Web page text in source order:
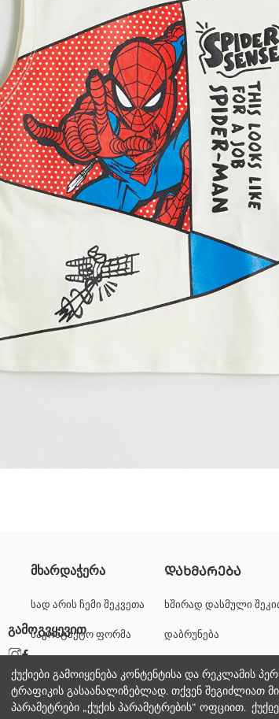
ქუქიები გამოიყენება კონტენტისა და რეკლამის
ტრაფიკის გასაანალიზებლად. თქვენ შეგიძლიათ
პარამეტრები „ქუქის პარამეტრების“ ოფციით.
წარმოშობის ქვეყანა:
გამყიდველი:
ბრენდი:
სქესი:
სტილი:
ქსოვილი:
სისქე:
მხარდაჭერა
სად არის ჩემი შეკვეთა
საკონტაქტო ფორმა
ᲓᲐᲮᲛᲐᲠᲔᲑᲐ
ხშირად დასმული
დაბრუნება
გამოგვყევით